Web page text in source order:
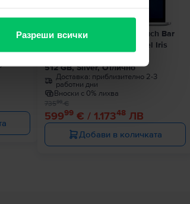
Разреши всички
M1 8
Apple MacBook Pro 13″ Touch Bar
2019, i7 2.8 GHz, 8 GB, Intel Iris
512 GB, Silver, Отлично
Доставка: приблизително 2-3
работни дни
Вноски с 0% лихва
59999 € / 1.17348 ЛВ
73599€
Добави в количката